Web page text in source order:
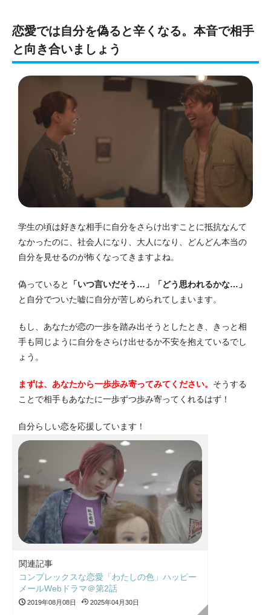
恋愛では自分を偽ると辛くなる。本音で相手
と向き合いましょう
学生の頃は好きな相手に自分をさらけ出すことに抵抗なんて
なかったのに、社会人になり、大人になり、どんどん本当の
自分を見せるのが怖くなってきますよね。
偽っていると
「いつ言いだそう…」「どう思われるかな…」
と自分でついた嘘に自分が苦しめられてしまいます。
もし、あなたが恋の一歩を踏み出そうとしたとき、きっと相
手も同じように自分をさらけ出せるか不安を抱えているでし
ょう。
まずは、あなたから一歩歩み寄ってみてください。 そうする
ことで相手もあなたに一歩ずつ歩み寄ってくれるはず！
自分らしい恋を応援しています！
関連記事
コンプレックスな恋愛「わたしの色」ハッピー
メールWebドラマ＠第2話
2019年08月08日 2025年04月30日